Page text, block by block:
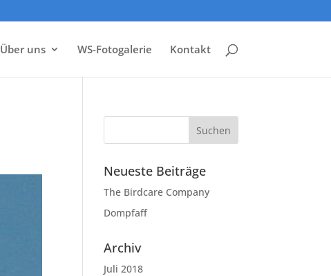
Über uns WS-Fotogalerie Kontakt
Neueste Beiträge
The Birdcare Company
Dompfaff
Archiv
Juli 2018